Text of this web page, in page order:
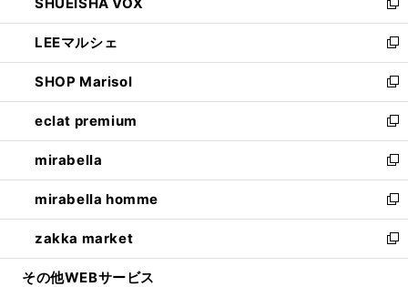
で
開
く
ド
ウ
で
開
く
ィ
ン
ド
ウ
で
開
く
い
ウ
ィ
ン
ド
ウ
で
開
く
新
し
い
ウ
ィ
ン
ド
ウ
で
開
く
LEEマルシェ
新
し
い
ウ
ィ
ン
ド
ウ
で
開
く
SHOP Marisol
新
し
い
ウ
ィ
ン
ド
ウ
で
開
eclat premium
新
し
い
ウ
ィ
ン
ド
ウ
mirabella
新
し
い
ウ
ィ
ン
mirabella homme
新
し
い
ウ
zakka market
新
し
その他WEBサービス